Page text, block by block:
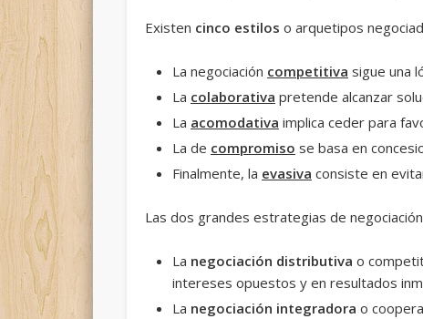
Existen cinco estilos o arquetipos
La negociación competitiva sigue una
La colaborativa pretende alcanzar
La acomodativa implica ceder para
La de compromiso se basa en
Finalmente, la evasiva consiste en
Las dos grandes estrategias de
La negociación distributiva o
intereses opuestos y en resultados
La negociación integradora o